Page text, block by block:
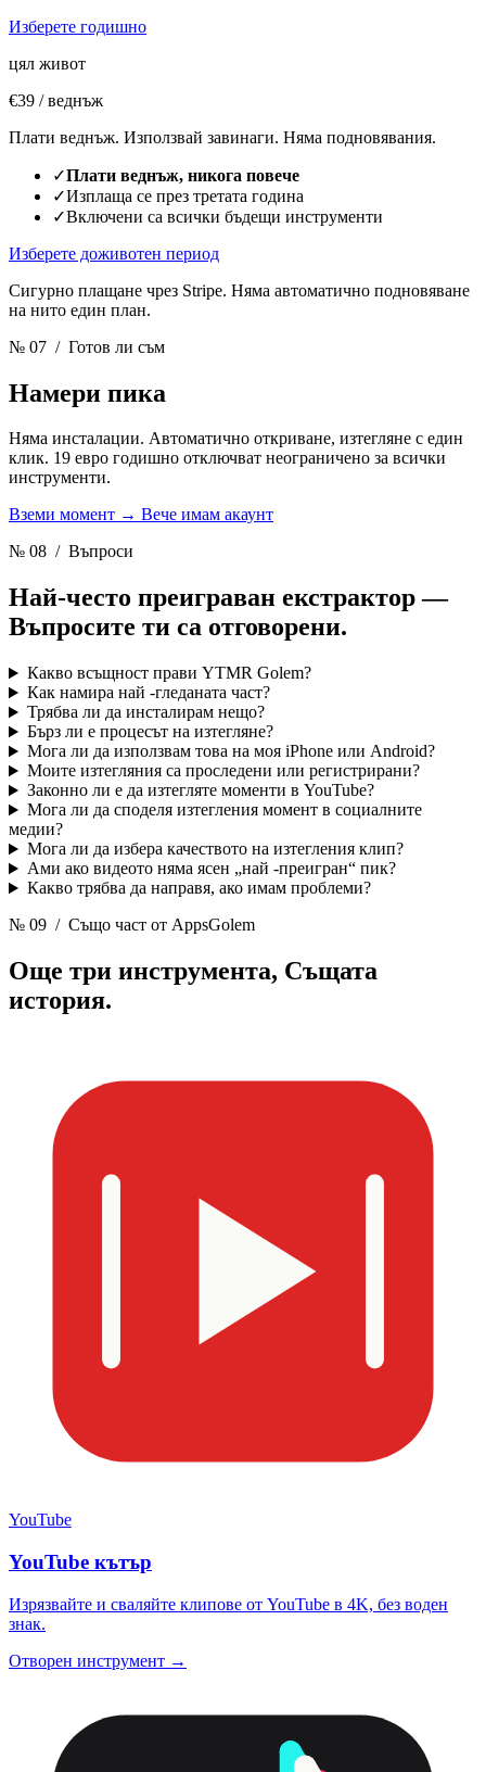
Изберете годишно
цял живот
€39 / веднъж
Плати веднъж. Използвай завинаги. Няма подновявания.
✓Плати веднъж, никога повече
✓Изплаща се през третата година
✓Включени са всички бъдещи инструменти
Изберете доживотен период
Сигурно плащане чрез Stripe. Няма автоматично подновяване
на нито един план.
№ 07 / Готов ли съм
Намери пика
Няма инсталации. Автоматично откриване, изтегляне с един
клик. 19 евро годишно отключват неограничено за всички
инструменти.
Вземи момент → Вече имам акаунт
№ 08 / Въпроси
Най-често преиграван екстрактор —
Въпросите ти са отговорени.
Какво всъщност прави YTMR Golem?
Как намира най -гледаната част?
Трябва ли да инсталирам нещо?
Бърз ли е процесът на изтегляне?
Мога ли да използвам това на моя iPhone или Android?
Моите изтегляния са проследени или регистрирани?
Законно ли е да изтегляте моменти в YouTube?
Мога ли да споделя изтегления момент в социалните
медии?
Мога ли да избера качеството на изтегления клип?
Ами ако видеото няма ясен „най -преигран“ пик?
Какво трябва да направя, ако имам проблеми?
№ 09 / Също част от AppsGolem
Още три инструмента, Същата
история.
YouTube
YouTube кътър
Изрязвайте и сваляйте клипове от YouTube в 4K, без воден
знак.
Отворен инструмент →